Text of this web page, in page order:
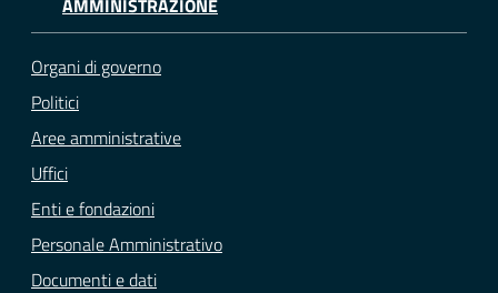
Organi di governo
Politici
Aree amministrative
Uffici
Enti e fondazioni
Personale Amministrativo
Documenti e dati